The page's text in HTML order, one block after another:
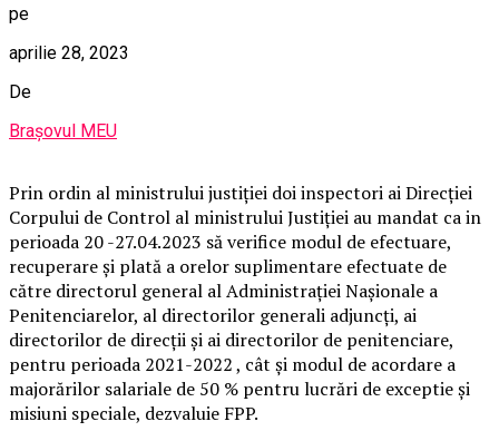
pe
aprilie 28, 2023
De
Brașovul MEU
Prin ordin al ministrului justiției doi inspectori ai Direcției
Corpului de Control al ministrului Justiției au mandat ca in
perioada 20 -27.04.2023 să verifice modul de efectuare,
recuperare și plată a orelor suplimentare efectuate de
către directorul general al Administrației Nașionale a
Penitenciarelor, al directorilor generali adjuncți, ai
directorilor de direcții și ai directorilor de penitenciare,
pentru perioada 2021-2022 , cât și modul de acordare a
majorărilor salariale de 50 % pentru lucrări de exceptie și
misiuni speciale, dezvaluie FPP.